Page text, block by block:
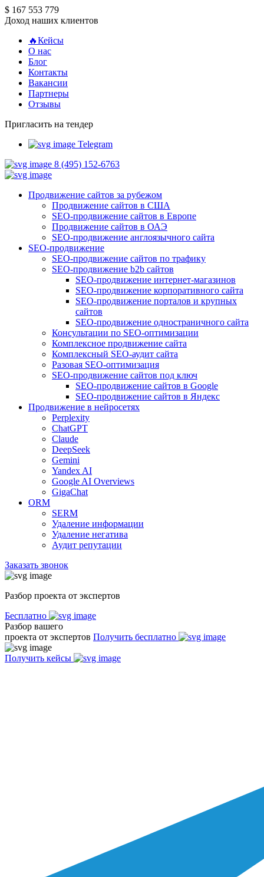
$ 167 553 779
Доход наших клиентов
🔥Кейсы
О нас
Блог
Контакты
Вакансии
Партнеры
Отзывы
Пригласить на тендер
Telegram
8 (495) 152-6763
Продвижение сайтов за рубежом
Продвижение сайтов в США
SEO-продвижение сайтов в Европе
Продвижение сайтов в ОАЭ
SEO-продвижение англоязычного сайта
SEO-продвижение
SEO-продвижение сайтов по трафику
SEO-продвижение b2b сайтов
SEO-продвижение интернет-магазинов
SEO-продвижение корпоративного сайта
SEO-продвижение порталов и крупных
сайтов
SEO-продвижение одностраничного сайта
Консультации по SEO-оптимизации
Комплексное продвижение сайта
Комплексный SEO-аудит сайта
Разовая SEO-оптимизация
SEO-продвижение сайтов под ключ
SEO-продвижение сайтов в Google
SEO-продвижение сайтов в Яндекс
Продвижение в нейросетях
Perplexity
ChatGPT
Claude
DeepSeek
Gemini
Yandex AI
Google AI Overviews
GigaChat
ORM
SERM
Удаление информации
Удаление негатива
Аудит репутации
Заказать звонок
Разбор проекта от экспертов
Бесплатно
Разбор вашего
проекта от экспертов Получить бесплатно
Получить кейсы